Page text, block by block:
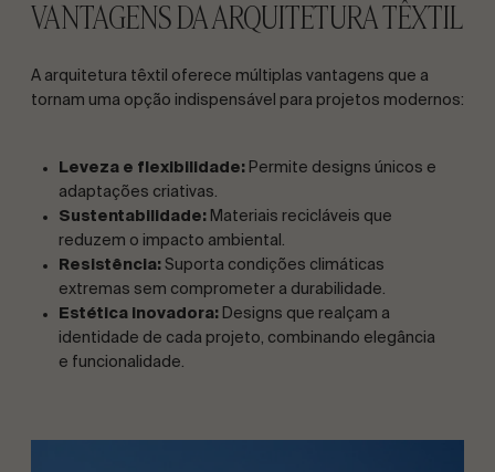
VANTAGENS DA ARQUITETURA TÊXTIL
A arquitetura têxtil oferece múltiplas vantagens que a
tornam uma opção indispensável para projetos modernos:
Leveza e flexibilidade: Permite designs únicos e
adaptações criativas.
Sustentabilidade: Materiais recicláveis que
reduzem o impacto ambiental.
Resistência: Suporta condições climáticas
extremas sem comprometer a durabilidade.
Estética inovadora: Designs que realçam a
identidade de cada projeto, combinando elegância
e funcionalidade.